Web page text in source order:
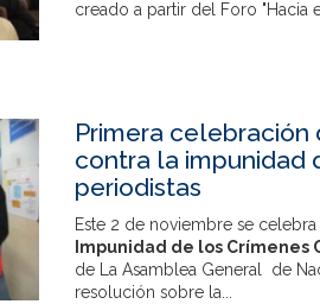
creado a partir del Foro "Hacia
Primera
contra la impunidad
periodistas
Este 2 de noviembre se
Impunidad de los Crímenes
de La Asamblea General de
resolución sobre la...